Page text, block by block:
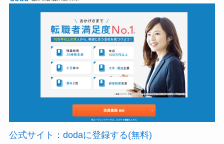
公式サイト：dodaに登録する(無料)